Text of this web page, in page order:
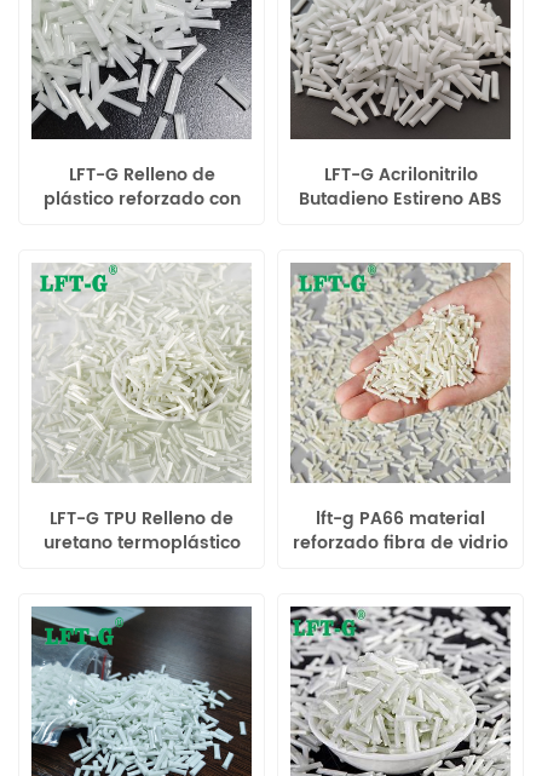
LFT-G Relleno de
plástico reforzado con
termoplástica lgf de alto
rendimiento
LFT-G Acrilonitrilo
Butadieno Estireno ABS
plástico modificado
12mm
LFT-G TPU Relleno de
uretano termoplástico
compuestos plásticos
de alto rendimiento
lft-g PA66 material
reforzado fibra de vidrio
modificado